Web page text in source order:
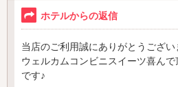
また利用します♪
ホテルからの返信
当店のご利用誠にありがとうござい
ウェルカムコンビニスイーツ喜ん
です♪